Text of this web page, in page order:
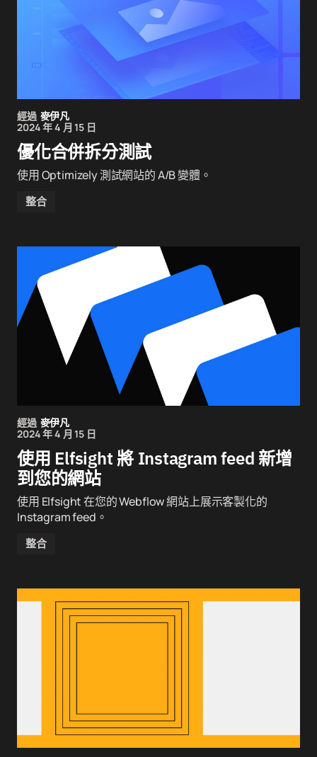
經過 麥伊凡
2024 年 4 月 15 日
優化合併拆分測試
使用 Optimizely 測試網站的 A/B 變體。
整合
經過 麥伊凡
2024 年 4 月 15 日
使用 Elfsight 將 Instagram feed 新增
到您的網站
使用 Elfsight 在您的 Webflow 網站上展示客製化的
Instagram feed。
整合